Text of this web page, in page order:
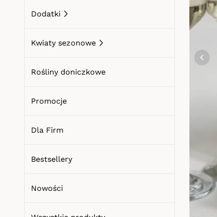
Dodatki
Kwiaty sezonowe
Rośliny doniczkowe
Promocje
Dla Firm
Bestsellery
Nowości
Kwiaty na Dzień Babci i Dziadka
Kwiaty na Walentynki
Dzień Kobiet